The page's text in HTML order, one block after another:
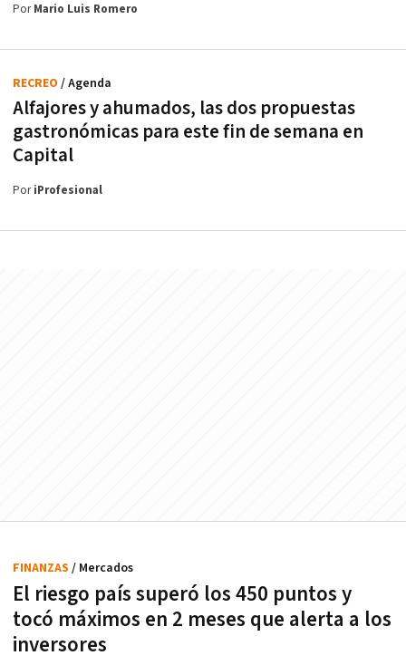
PorMario Luis Romero
Alfajores y ahumados, las dos propuestas
gastronómicas para este fin de semana en
Capital
RECREO / Agenda
PoriProfesional
El riesgo país superó los 450 puntos y
tocó máximos en 2 meses que alerta a los
inversores
FINANZAS / Mercados